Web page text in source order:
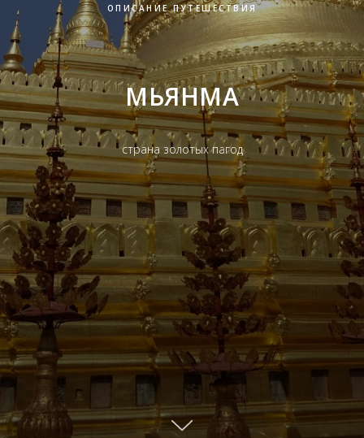
ОПИСАНИЕ ПУТЕШЕСТВИЯ
МЬЯНМА
страна золотых пагод